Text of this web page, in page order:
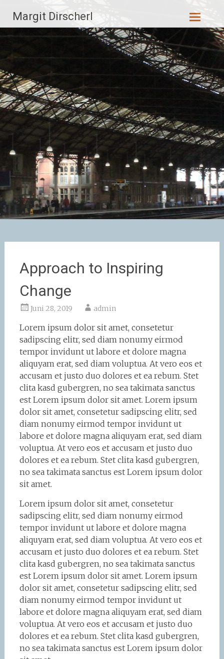
Inhalt
springen
Margit Dirscherl
Approach to Inspiring
Change
Juni 28, 2019 admin
Lorem ipsum dolor sit amet, consetetur
sadipscing elitr, sed diam nonumy eirmod
tempor invidunt ut labore et dolore magna
aliquyam erat, sed diam voluptua. At vero eos et
accusam et justo duo dolores et ea rebum. Stet
clita kasd gubergren, no sea takimata sanctus
est Lorem ipsum dolor sit amet. Lorem ipsum
dolor sit amet, consetetur sadipscing elitr, sed
diam nonumy eirmod tempor invidunt ut
labore et dolore magna aliquyam erat, sed diam
voluptua. At vero eos et accusam et justo duo
dolores et ea rebum. Stet clita kasd gubergren,
no sea takimata sanctus est Lorem ipsum dolor
sit amet.
Lorem ipsum dolor sit amet, consetetur
sadipscing elitr, sed diam nonumy eirmod
tempor invidunt ut labore et dolore magna
aliquyam erat, sed diam voluptua. At vero eos et
accusam et justo duo dolores et ea rebum. Stet
clita kasd gubergren, no sea takimata sanctus
est Lorem ipsum dolor sit amet. Lorem ipsum
dolor sit amet, consetetur sadipscing elitr, sed
diam nonumy eirmod tempor invidunt ut
labore et dolore magna aliquyam erat, sed diam
voluptua. At vero eos et accusam et justo duo
dolores et ea rebum. Stet clita kasd gubergren,
no sea takimata sanctus est Lorem ipsum dolor